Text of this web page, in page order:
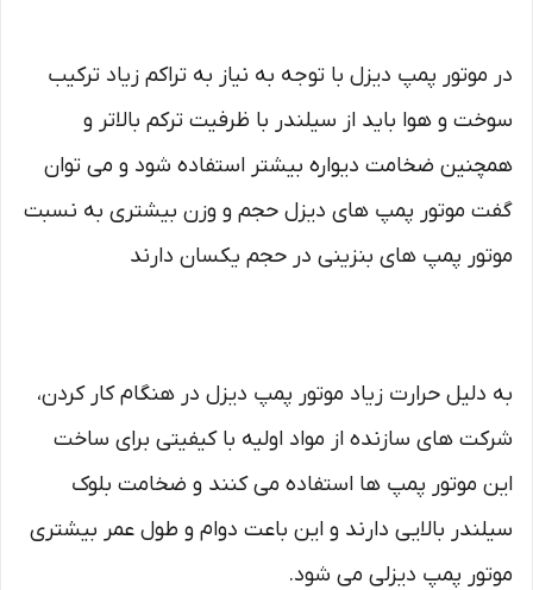
در موتور پمپ دیزل با توجه به نیاز به تراکم زیاد ترکیب
سوخت و هوا باید از سیلندر با ظرفیت ترکم بالاتر و
همچنین ضخامت دیواره بیشتر استفاده شود و می توان
گفت موتور پمپ های دیزل حجم و وزن بیشتری به نسبت
موتور پمپ های بنزینی در حجم یکسان دارند
به دلیل حرارت زیاد موتور پمپ دیزل در هنگام کار کردن،
شرکت های سازنده از مواد اولیه با کیفیتی برای ساخت
این موتور پمپ ها استفاده می کنند و ضخامت بلوک
سیلندر بالایی دارند و این باعت دوام و طول عمر بیشتری
موتور پمپ دیزلی می شود.